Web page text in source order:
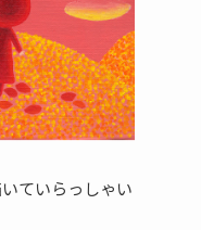
ていらっしゃい